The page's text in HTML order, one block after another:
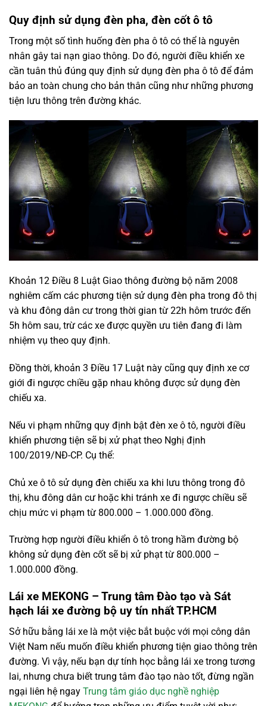
Quy định sử dụng đèn pha, đèn cốt ô tô
Trong một số tình huống đèn pha ô tô có thể là nguyên
nhân gây tai nạn giao thông. Do đó, người điều khiển xe
cần tuân thủ đúng quy định sử dụng đèn pha ô tô để đảm
bảo an toàn chung cho bản thân cũng như những phương
tiện lưu thông trên đường khác.
Khoản 12 Điều 8 Luật Giao thông đường bộ năm 2008
nghiêm cấm các phương tiện sử dụng đèn pha trong đô thị
và khu đông dân cư trong thời gian từ 22h hôm trước đến
5h hôm sau, trừ các xe được quyền ưu tiên đang đi làm
nhiệm vụ theo quy định.
Đồng thời, khoản 3 Điều 17 Luật này cũng quy định xe cơ
giới đi ngược chiều gặp nhau không được sử dụng đèn
chiếu xa.
Nếu vi phạm những quy định bật đèn xe ô tô, người điều
khiển phương tiện sẽ bị xử phạt theo Nghị định
100/2019/NĐ-CP. Cụ thể:
Chủ xe ô tô sử dụng đèn chiếu xa khi lưu thông trong đô
thị, khu đông dân cư hoặc khi tránh xe đi ngược chiều sẽ
chịu mức vi phạm từ 800.000 – 1.000.000 đồng.
Trường hợp người điều khiển ô tô trong hầm đường bộ
không sử dụng đèn cốt sẽ bị xử phạt từ 800.000 –
1.000.000 đồng.
Lái xe MEKONG – Trung tâm Đào tạo và Sát
hạch lái xe đường bộ uy tín nhất TP.HCM
Sở hữu bằng lái xe là một việc bắt buộc với mọi công dân
Việt Nam nếu muốn điều khiển phương tiện giao thông trên
đường. Vì vậy, nếu bạn dự tính học bằng lái xe trong tương
lai, nhưng chưa biết trung tâm đào tạo nào tốt, đừng ngần
ngại liên hệ ngay Trung tâm giáo dục nghề nghiệp